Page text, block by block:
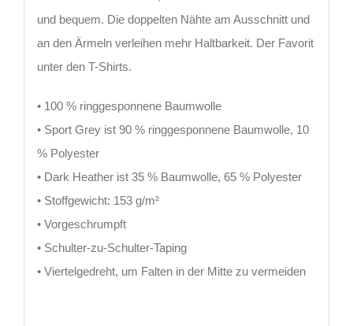
und bequem. Die doppelten Nähte am Ausschnitt und
an den Ärmeln verleihen mehr Haltbarkeit. Der Favorit
unter den T-Shirts.
• 100 % ringgesponnene Baumwolle
• Sport Grey ist 90 % ringgesponnene Baumwolle, 10
% Polyester
• Dark Heather ist 35 % Baumwolle, 65 % Polyester
• Stoffgewicht: 153 g/m²
• Vorgeschrumpft
• Schulter-zu-Schulter-Taping
• Viertelgedreht, um Falten in der Mitte zu vermeiden